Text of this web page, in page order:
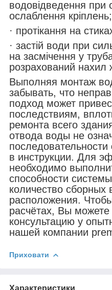
водовідведення при
ослаблення кріплень;
· протікання на
· застій води при
на засмічення у
розрахований нахил
Выполняя монтаж
забывать, что
подход может
последствиям,
ремонта всего
отвода воды не
в инструкции. Для
необходимо
способности
количество сборных
расположения.
расчётах, Вы можете
консультацию у
нашей компании
Приховати
Характеристики